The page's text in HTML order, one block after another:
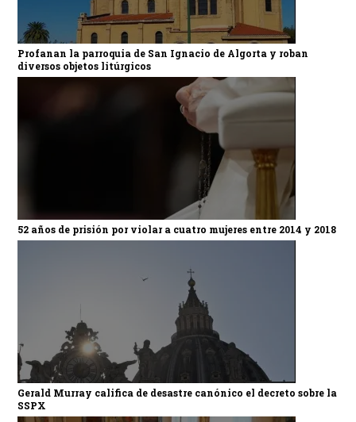
Profanan la parroquia de San Ignacio de Algorta y roban
diversos objetos litúrgicos
52 años de prisión por violar a cuatro mujeres entre 2014 y 2018
Gerald Murray califica de desastre canónico el decreto sobre la
SSPX